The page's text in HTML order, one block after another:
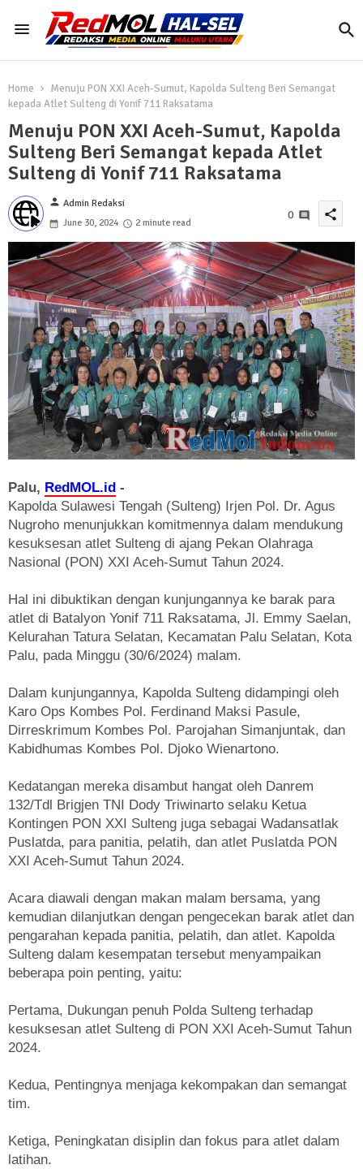
Home
Menuju PON XXI Aceh-Sumut, Kapolda Sulteng Beri Semangat
kepada Atlet Sulteng di Yonif 711 Raksatama
Menuju PON XXI Aceh-Sumut, Kapolda
Sulteng Beri Semangat kepada Atlet
Sulteng di Yonif 711 Raksatama
person Admin Redaksi
June 30, 2024
2 minute read
0 share
Palu, RedMOL.id -
Kapolda Sulawesi Tengah (Sulteng) Irjen Pol. Dr. Agus
Nugroho menunjukkan komitmennya dalam mendukung
kesuksesan atlet Sulteng di ajang Pekan Olahraga
Nasional (PON) XXI Aceh-Sumut Tahun 2024.
Hal ini dibuktikan dengan kunjungannya ke barak para
atlet di Batalyon Yonif 711 Raksatama, Jl. Emmy Saelan,
Kelurahan Tatura Selatan, Kecamatan Palu Selatan, Kota
Palu, pada Minggu (30/6/2024) malam.
Dalam kunjungannya, Kapolda Sulteng didampingi oleh
Karo Ops Kombes Pol. Ferdinand Maksi Pasule,
Dirreskrimum Kombes Pol. Parojahan Simanjuntak, dan
Kabidhumas Kombes Pol. Djoko Wienartono.
Kedatangan mereka disambut hangat oleh Danrem
132/Tdl Brigjen TNI Dody Triwinarto selaku Ketua
Kontingen PON XXI Sulteng juga sebagai Wadansatlak
Puslatda, para panitia, pelatih, dan atlet Puslatda PON
XXI Aceh-Sumut Tahun 2024.
Acara diawali dengan makan malam bersama, yang
kemudian dilanjutkan dengan pengecekan barak atlet dan
pengarahan kepada panitia, pelatih, dan atlet. Kapolda
Sulteng dalam kesempatan tersebut menyampaikan
beberapa poin penting, yaitu:
Pertama, Dukungan penuh Polda Sulteng terhadap
kesuksesan atlet Sulteng di PON XXI Aceh-Sumut Tahun
2024.
Kedua, Pentingnya menjaga kekompakan dan semangat
tim.
Ketiga, Peningkatan disiplin dan fokus para atlet dalam
latihan.